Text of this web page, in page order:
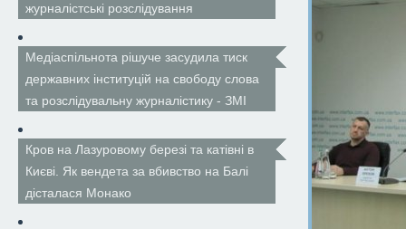
журналістські розслідування
Медіаспільнота рішуче засудила тиск
державних інституцій на свободу слова
та розслідувальну журналістику - ЗМІ
Кров на Лазуровому березі та катівні в
Києві. Як вендета за вбивство на Балі
дісталася Монако